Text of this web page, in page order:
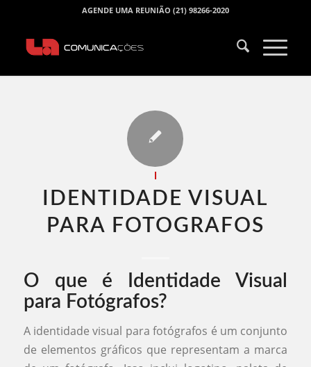
AGENDE UMA REUNIÃO (21) 98266-2020
IDENTIDADE VISUAL
PARA FOTOGRAFOS​
O que é Identidade Visual
para Fotógrafos?
A identidade visual para fotógrafos é um conjunto
de elementos gráficos que representam a marca